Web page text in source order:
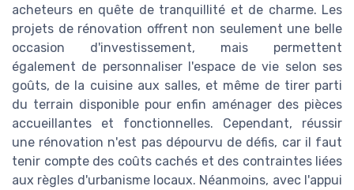
acheteurs en quête de tranquillité et de charme. Les
projets de rénovation offrent non seulement une belle
occasion d'investissement, mais permettent
également de personnaliser l'espace de vie selon ses
goûts, de la cuisine aux salles, et même de tirer parti
du terrain disponible pour enfin aménager des pièces
accueillantes et fonctionnelles. Cependant, réussir
une rénovation n'est pas dépourvu de défis, car il faut
tenir compte des coûts cachés et des contraintes liées
aux règles d'urbanisme locaux. Néanmoins, avec l'appui